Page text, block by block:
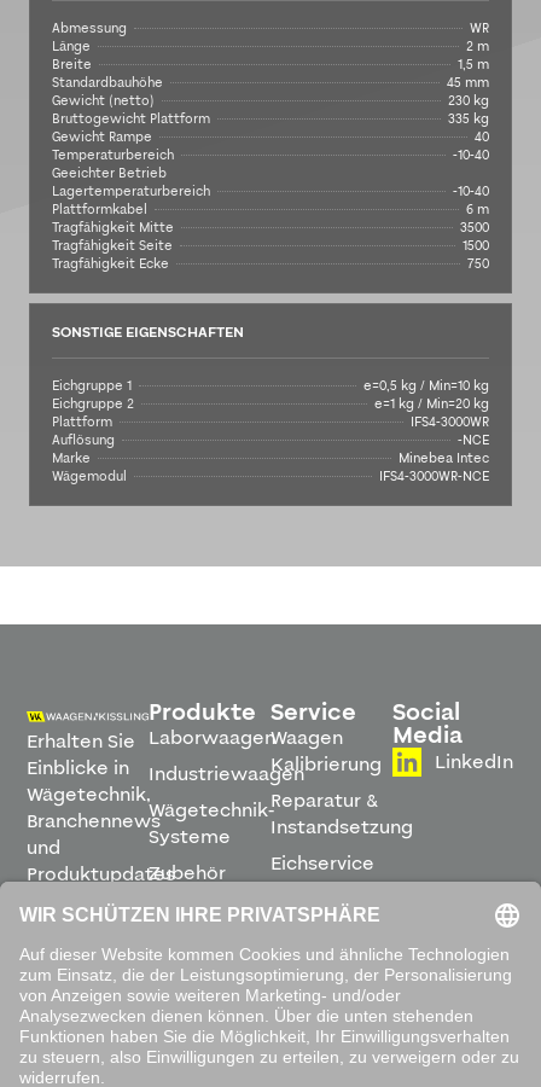
Abmessung
WR
Länge
2 m
Breite
1,5 m
Standardbauhöhe
45 mm
Gewicht (netto)
230 kg
Bruttogewicht Plattform
335 kg
Gewicht Rampe
40
Temperaturbereich
Geeichter Betrieb
-10-40
Lagertemperaturbereich
-10-40
Plattformkabel
6 m
Tragfähigkeit Mitte
3500
Tragfähigkeit Seite
1500
Tragfähigkeit Ecke
750
SONSTIGE EIGENSCHAFTEN
Eichgruppe 1
e=0,5 kg / Min=10 kg
Eichgruppe 2
e=1 kg / Min=20 kg
Plattform
IFS4-3000WR
Auflösung
-NCE
Marke
Minebea Intec
Wägemodul
IFS4-3000WR-NCE
Erhalten Sie
Einblicke in
Wägetechnik,
Branchennews
und
Produktupdates
direkt in
Ihren
Posteingang.
ABONNIEREN
Produkte
Laborwaagen
Industriewaagen
Wägetechnik-
Systeme
Zubehör
Software
Service
Waagen
Kalibrierung
Reparatur &
Instandsetzung
Eichservice
Montage &
Inbetriebnahme
Leihwaagen
&
Mietservice
Social
Media
LinkedIn